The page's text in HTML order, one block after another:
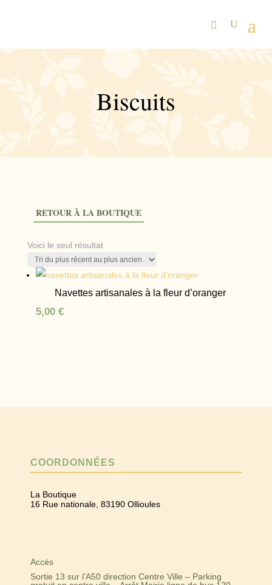
Biscuits
RETOUR À LA BOUTIQUE
Voici le seul résultat
Navettes artisanales à la fleur d’oranger
5,00 €
COORDONNÉES
La Boutique
16 Rue nationale, 83190 Ollioules
Accès
Sortie 13 sur l’A50 direction Centre Ville – Parking